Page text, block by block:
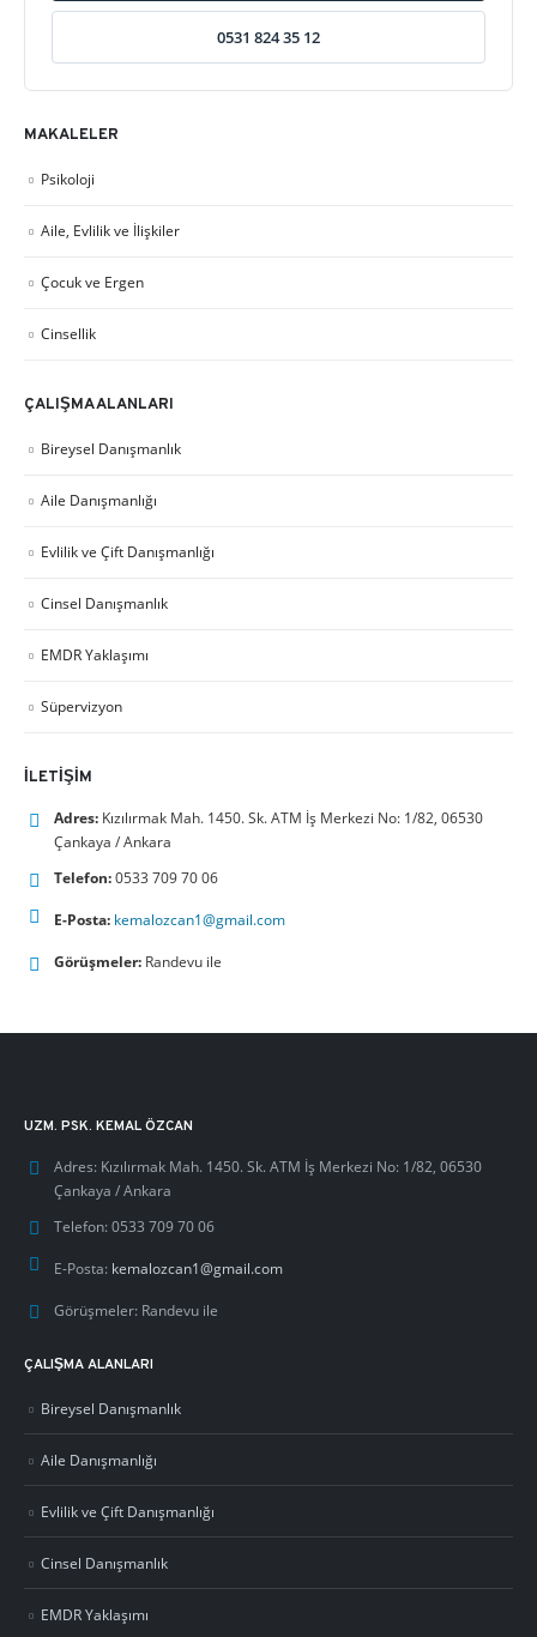
0531 824 35 12
MAKALELER
Psikoloji
Aile, Evlilik ve İlişkiler
Çocuk ve Ergen
Cinsellik
ÇALIŞMA ALANLARI
Bireysel Danışmanlık
Aile Danışmanlığı
Evlilik ve Çift Danışmanlığı
Cinsel Danışmanlık
EMDR Yaklaşımı
Süpervizyon
İLETIŞIM
Adres: Kızılırmak Mah. 1450. Sk. ATM İş Merkezi No: 1/82, 06530
Çankaya / Ankara
Telefon:0533 709 70 06
E-Posta: kemalozcan1@gmail.com
Görüşmeler: Randevu ile
UZM. PSK. KEMAL ÖZCAN
Adres: Kızılırmak Mah. 1450. Sk. ATM İş Merkezi No: 1/82, 06530
Çankaya / Ankara
Telefon: 0533 709 70 06
E-Posta: kemalozcan1@gmail.com
Görüşmeler: Randevu ile
ÇALIŞMA ALANLARI
Bireysel Danışmanlık
Aile Danışmanlığı
Evlilik ve Çift Danışmanlığı
Cinsel Danışmanlık
EMDR Yaklaşımı